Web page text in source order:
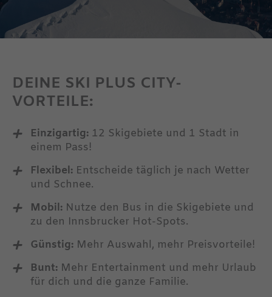
MEHR ERFAHREN
DEINE SKI PLUS CITY-
VORTEILE:
Einzigartig: 12 Skigebiete und 1 Stadt in
einem Pass!
Flexibel: Entscheide täglich je nach Wetter
und Schnee.
Mobil: Nutze den Bus in die Skigebiete und
zu den Innsbrucker Hot-Spots.
Günstig: Mehr Auswahl, mehr Preisvorteile!
Bunt: Mehr Entertainment und mehr Urlaub
für dich und die ganze Familie.